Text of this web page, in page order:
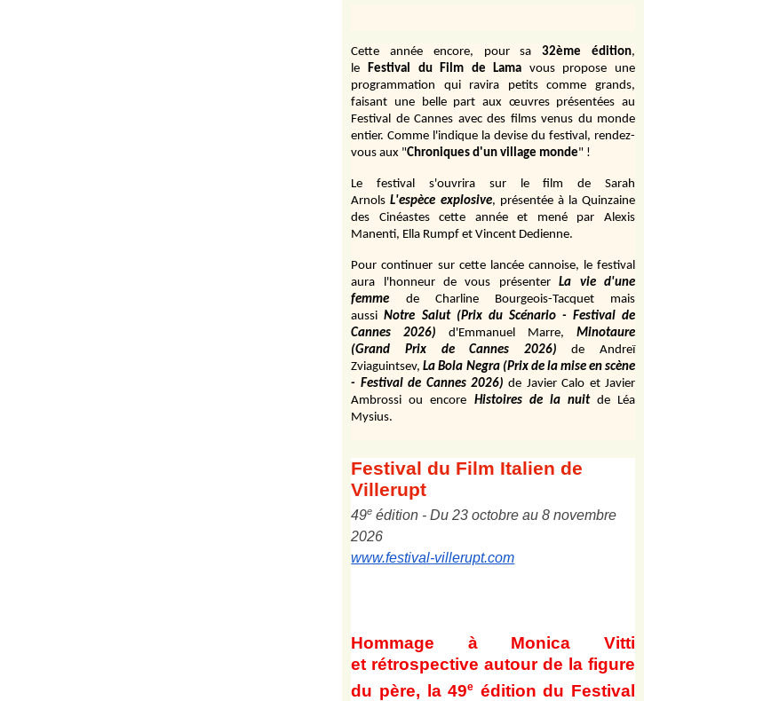
Cette année encore, pour sa 32ème édition,
le Festival du Film de Lama vous propose une
programmation qui ravira petits comme grands,
faisant une belle part aux œuvres présentées au
Festival de Cannes avec des films venus du monde
entier. Comme l'indique la devise du festival, rendez-
vous aux "Chroniques d'un village monde" !
Le festival s'ouvrira sur le film de Sarah
Arnols L'espèce explosive, présentée à la Quinzaine
des Cinéastes cette année et mené par Alexis
Manenti, Ella Rumpf et Vincent Dedienne.
Pour continuer sur cette lancée cannoise, le festival
aura l'honneur de vous présenter
La vie d'une
femme
de Charline Bourgeois-Tacquet
mais
aussi Notre Salut (Prix du Scénario - Festival de
Cannes 2026)
d'Emmanuel Marre,
Minotaure
(Grand Prix de Cannes 2026)
de Andreï
Zviaguintsev,La Bola Negra (Prix de la mise en scène
- Festival de Cannes 2026) de Javier Calo et Javier
Ambrossi ou encore Histoires de la nuit de Léa
Mysius.
Festival du Film Italien de
Villerupt
49e édition - Du 23 octobre au 8 novembre
2026
www.festival-villerupt.com
Hommage à Monica Vitti
et rétrospective autour de la figure
du père, la 49e édition du Festival